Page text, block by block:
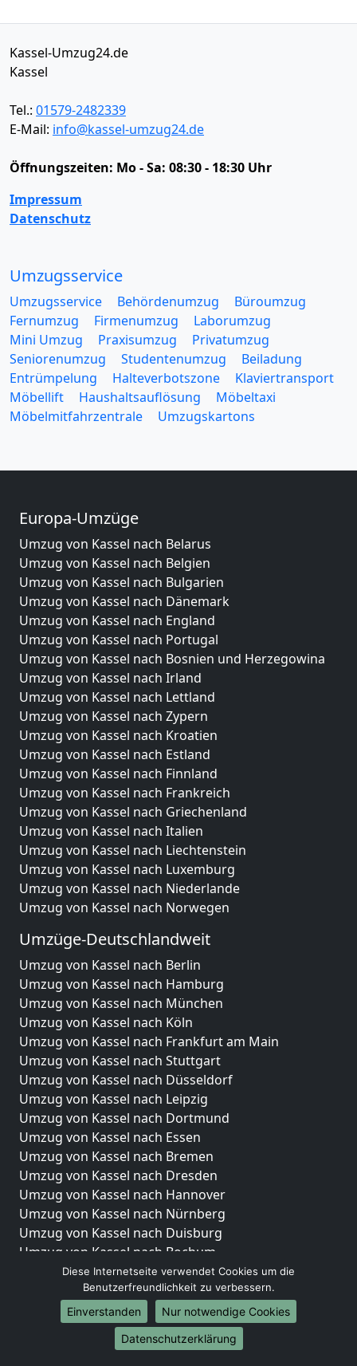
Kassel-Umzug24.de
Kassel
Tel.: 01579-2482339
E-Mail: info@kassel-umzug24.de
Öffnungszeiten: Mo - Sa: 08:30 - 18:30 Uhr
Impressum
Datenschutz
Umzugsservice
Umzugsservice Behördenumzug
Büroumzug
Fernumzug
Firmenumzug
Laborumzug
Mini Umzug
Praxisumzug
Privatumzug
Seniorenumzug
Studentenumzug
Beiladung
Entrümpelung
Halteverbotszone
Klaviertransport
Möbellift
Haushaltsauflösung
Möbeltaxi
Möbelmitfahrzentrale
Umzugskartons
Europa-Umzüge
Umzug von Kassel nach Belarus
Umzug von Kassel nach Belgien
Umzug von Kassel nach Bulgarien
Umzug von Kassel nach Dänemark
Umzug von Kassel nach England
Umzug von Kassel nach Portugal
Umzug von Kassel nach Bosnien und Herzegowina
Umzug von Kassel nach Irland
Umzug von Kassel nach Lettland
Umzug von Kassel nach Zypern
Umzug von Kassel nach Kroatien
Umzug von Kassel nach Estland
Umzug von Kassel nach Finnland
Umzug von Kassel nach Frankreich
Umzug von Kassel nach Griechenland
Umzug von Kassel nach Italien
Umzug von Kassel nach Liechtenstein
Umzug von Kassel nach Luxemburg
Umzug von Kassel nach Niederlande
Umzug von Kassel nach Norwegen
Umzüge-Deutschlandweit
Umzug von Kassel nach Berlin
Umzug von Kassel nach Hamburg
Umzug von Kassel nach München
Umzug von Kassel nach Köln
Umzug von Kassel nach Frankfurt am Main
Umzug von Kassel nach Stuttgart
Umzug von Kassel nach Düsseldorf
Umzug von Kassel nach Leipzig
Umzug von Kassel nach Dortmund
Umzug von Kassel nach Essen
Umzug von Kassel nach Bremen
Umzug von Kassel nach Dresden
Umzug von Kassel nach Hannover
Umzug von Kassel nach Nürnberg
Umzug von Kassel nach Duisburg
Umzug von Kassel nach Bochum
Umzug von Kassel nach Wuppertal
Umzug von Kassel nach Bielefeld
Umzug von Kassel nach Bonn
Umzug von Kassel nach Münster
Diese Internetseite verwendet Cookies um die
Benutzerfreundlichkeit zu verbessern.
Einverstanden
Nur notwendige Cookies
Datenschutzerklärung